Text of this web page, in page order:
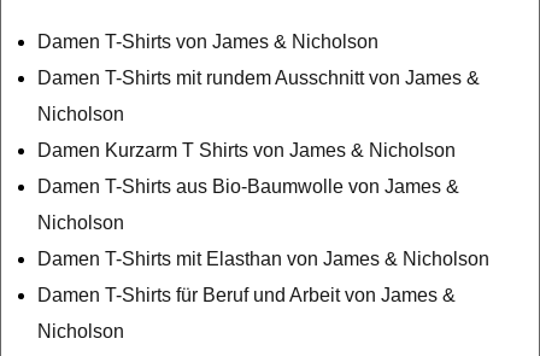
Damen T-Shirts von James & Nicholson
Damen T-Shirts mit rundem Ausschnitt von James &
Nicholson
Damen Kurzarm T Shirts von James & Nicholson
Damen T-Shirts aus Bio-Baumwolle von James &
Nicholson
Damen T-Shirts mit Elasthan von James & Nicholson
Damen T-Shirts für Beruf und Arbeit von James &
Nicholson